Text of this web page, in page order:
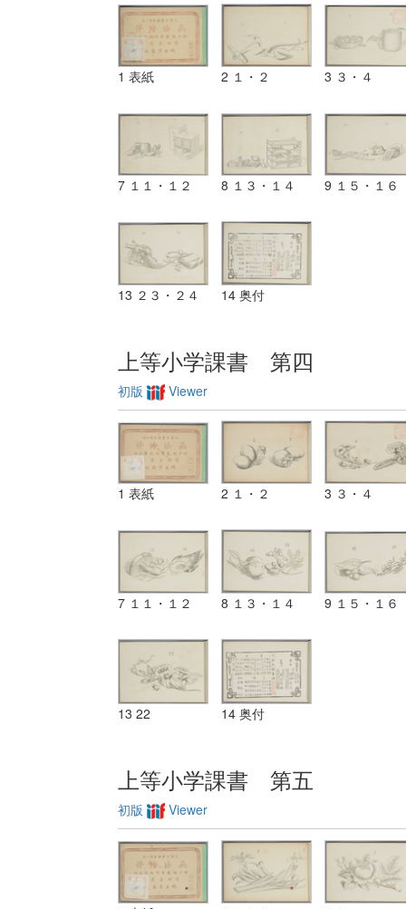
1 表紙 2 １・２ 3 ３・４
7 １１・１２ 8 １３・１４ 9 １５・１６
13 ２３・２４ 14 奥付
上等小学課書 第四
初版 Viewer
1 表紙 2 １・２ 3 ３・４
7 １１・１２ 8 １３・１４ 9 １５・１６
13 22 14 奥付
上等小学課書 第五
初版 Viewer